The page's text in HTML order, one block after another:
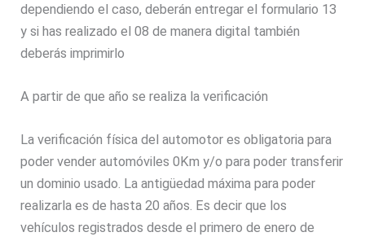
dependiendo el caso, deberán entregar el formulario 13
y si has realizado el 08 de manera digital también
deberás imprimirlo
A partir de que año se realiza la verificación
La verificación física del automotor es obligatoria para
poder vender automóviles 0Km y/o para poder transferir
un dominio usado. La antigüedad máxima para poder
realizarla es de hasta 20 años. Es decir que los
vehículos registrados desde el primero de enero de